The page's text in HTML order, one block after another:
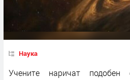
Наука
Учените наричат подобен